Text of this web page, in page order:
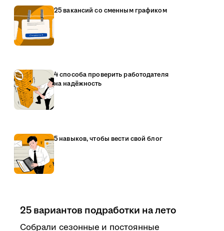
25 вакансий со сменным графиком
4 способа проверить работодателя
на надёжность
5 навыков, чтобы вести свой блог
25 вариантов подработки на лето
Собрали сезонные и постоянные